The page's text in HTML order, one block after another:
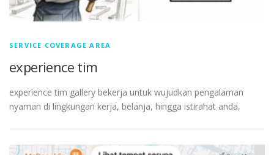
SERVICE COVERAGE AREA
experience tim
experience tim gallery bekerja untuk wujudkan pengalaman
nyaman di lingkungan kerja, belanja, hingga istirahat anda,